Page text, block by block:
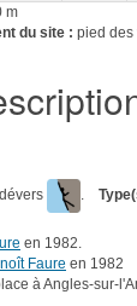
m
du site : pied des
.
en 1982.
Faure en 1982
à Angles-sur-